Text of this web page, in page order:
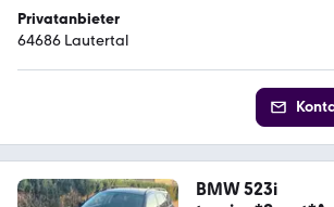
Privatanbieter
64686 Lautertal
BMW 523i